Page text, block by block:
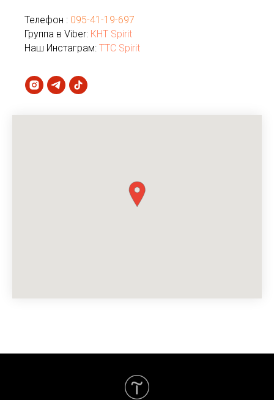
Телефон : 095-41-19-697
Группа в Viber: КНТ Spirit
Наш Инстаграм: TTC Spirit